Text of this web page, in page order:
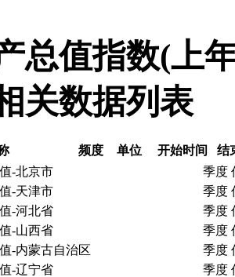
总值指数(上
关数据列表
频度 单位 开始时间
结
-北京市
季度
-天津市
季度
-河北省
季度
-山西省
季度
-内蒙古自治区
季度
-辽宁省
季度